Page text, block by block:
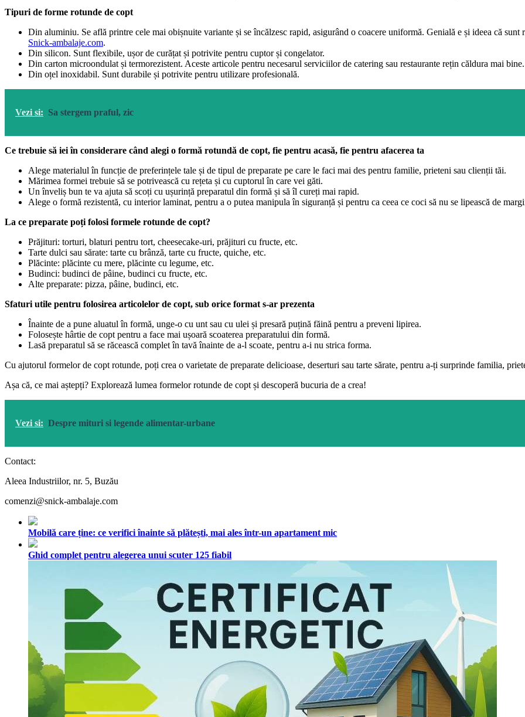
Tipuri de forme rotunde de copt
Din aluminiu. Se află printre cele mai obișnuite variante și se încălzesc rapid, asigurând o coacere uniformă. Genială e și ideea că
Snick-ambalaje.com.
Din silicon. Sunt flexibile, ușor de curățat și potrivite pentru cuptor și congelator.
Din carton microondulat și termorezistent. Aceste articole pentru necesarul serviciilor de catering sau restaurante rețin căldura mai
Din oțel inoxidabil. Sunt durabile și potrivite pentru utilizare profesională.
Vezi si: Sa stergem praful, zic
Ce trebuie să iei în considerare când alegi o formă rotundă de copt, fie pentru acasă, fie pentru afacerea ta
Alege materialul în funcție de preferințele tale și de tipul de preparate pe care le faci mai des pentru familie, prieteni sau clienții tăi.
Mărimea formei trebuie să se potrivească cu rețeta și cu cuptorul în care vei găti.
Un înveliș bun te va ajuta să scoți cu ușurință preparatul din formă și să îl cureți mai rapid.
Alege o formă rezistentă, cu interior laminat, pentru a o putea manipula în siguranță și pentru ca ceea ce coci să nu se lipească de
La ce preparate poți folosi formele rotunde de copt?
Prăjituri: torturi, blaturi pentru tort, cheesecake-uri, prăjituri cu fructe, etc.
Tarte dulci sau sărate: tarte cu brânză, tarte cu fructe, quiche, etc.
Plăcinte: plăcinte cu mere, plăcinte cu legume, etc.
Budinci: budinci de pâine, budinci cu fructe, etc.
Alte preparate: pizza, pâine, budinci, etc.
Sfaturi utile pentru folosirea articolelor de copt, sub orice format s-ar prezenta
Înainte de a pune aluatul în formă, unge-o cu unt sau cu ulei și presară puțină făină pentru a preveni lipirea.
Folosește hârtie de copt pentru a face mai ușoară scoaterea preparatului din formă.
Lasă preparatul să se răcească complet în tavă înainte de a-l scoate, pentru a-i nu strica forma.
Cu ajutorul formelor de copt rotunde, poți crea o varietate de preparate delicioase, deserturi sau tarte sărate, pentru a-ți surprinde familia,
Așa că, ce mai aștepți? Explorează lumea formelor rotunde de copt și descoperă bucuria de a crea!
Vezi si: Despre mituri si legende alimentar-urbane
Contact:
Aleea Industriilor, nr. 5, Buzău
comenzi@snick-ambalaje.com
Mobilă care ține: ce verifici înainte să plătești, mai ales într-un apartament mic
Ghid complet pentru alegerea unui scuter 125 fiabil